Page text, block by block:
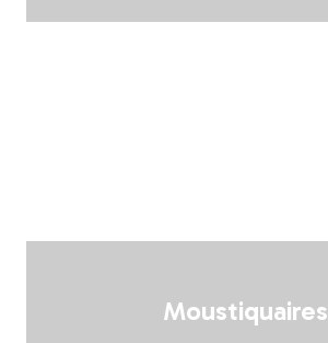
Moustiquaires